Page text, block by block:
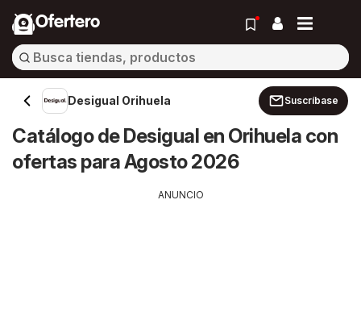
Ofertero
Desigual Orihuela Suscríbase
Catálogo de Desigual en Orihuela con
ofertas para Agosto 2026
ANUNCIO